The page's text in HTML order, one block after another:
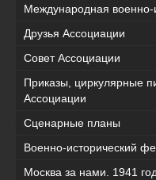
Международная военно-
Друзья Ассоциации
Совет Ассоциации
Приказы, циркулярные
Ассоциации
Сценарные планы
Военно-исторический
Москва за нами. 1941